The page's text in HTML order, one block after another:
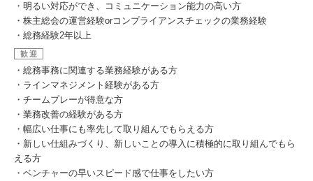
・明るい対応ができ、コミュニケーション能力の高い方
・株主総会の運営経験orコンプライアンスチェックの業務経験
・総務経験2年以上
歓迎
・総務事務に関連する業務経験がある方
・ラインマネジメント経験がある方
・チームプレーが得意な方
・業務改善の経験がある方
・幅広い仕事にも率先して取り組んでもらえる方
・新しい仕組みづくり、新しいことの導入に積極的に取り組んでもら
える方
・ベンチャーの早いスピード感で仕事をしたい方